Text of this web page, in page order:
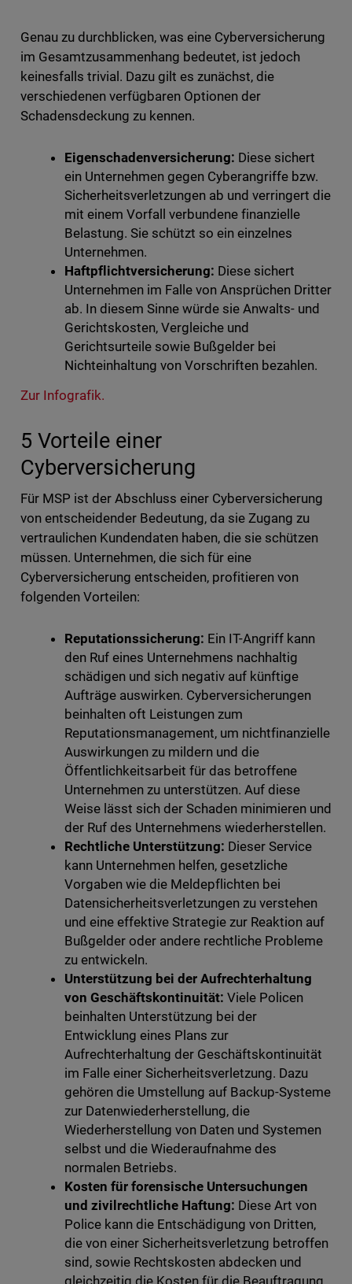
Genau zu durchblicken, was eine Cyberversicherung
im Gesamtzusammenhang bedeutet, ist jedoch
keinesfalls trivial. Dazu gilt es zunächst, die
verschiedenen verfügbaren Optionen der
Schadensdeckung zu kennen.
Eigenschadenversicherung: Diese sichert
ein Unternehmen gegen Cyberangriffe bzw.
Sicherheitsverletzungen ab und verringert die
mit einem Vorfall verbundene finanzielle
Belastung. Sie schützt so ein einzelnes
Unternehmen.
Haftpflichtversicherung: Diese sichert
Unternehmen im Falle von Ansprüchen Dritter
ab. In diesem Sinne würde sie Anwalts- und
Gerichtskosten, Vergleiche und
Gerichtsurteile sowie Bußgelder bei
Nichteinhaltung von Vorschriften bezahlen.
Zur Infografik.
5 Vorteile einer
Cyberversicherung
Für MSP ist der Abschluss einer Cyberversicherung
von entscheidender Bedeutung, da sie Zugang zu
vertraulichen Kundendaten haben, die sie schützen
müssen. Unternehmen, die sich für eine
Cyberversicherung entscheiden, profitieren von
folgenden Vorteilen:
Reputationssicherung: Ein IT-Angriff kann
den Ruf eines Unternehmens nachhaltig
schädigen und sich negativ auf künftige
Aufträge auswirken. Cyberversicherungen
beinhalten oft Leistungen zum
Reputationsmanagement, um nichtfinanzielle
Auswirkungen zu mildern und die
Öffentlichkeitsarbeit für das betroffene
Unternehmen zu unterstützen. Auf diese
Weise lässt sich der Schaden minimieren und
der Ruf des Unternehmens wiederherstellen.
Rechtliche Unterstützung: Dieser Service
kann Unternehmen helfen, gesetzliche
Vorgaben wie die Meldepflichten bei
Datensicherheitsverletzungen zu verstehen
und eine effektive Strategie zur Reaktion auf
Bußgelder oder andere rechtliche Probleme
zu entwickeln.
Unterstützung bei der Aufrechterhaltung
von Geschäftskontinuität: Viele Policen
beinhalten Unterstützung bei der
Entwicklung eines Plans zur
Aufrechterhaltung der Geschäftskontinuität
im Falle einer Sicherheitsverletzung. Dazu
gehören die Umstellung auf Backup-Systeme
zur Datenwiederherstellung, die
Wiederherstellung von Daten und Systemen
selbst und die Wiederaufnahme des
normalen Betriebs.
Kosten für forensische Untersuchungen
und zivilrechtliche Haftung: Diese Art von
Police kann die Entschädigung von Dritten,
die von einer Sicherheitsverletzung betroffen
sind, sowie Rechtskosten abdecken und